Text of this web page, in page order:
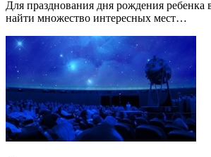
Для празднования дня рождения
найти множество интересных мест…